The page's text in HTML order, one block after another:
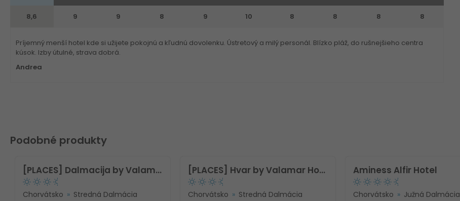
8,6 9 9 8 9 10 8 8 8 8
Príjemný menší hotel kde si užijete pokojnú a kľudnú dovolenku. Ústretový a milý personál. Blízko pláž, do rušnejšieho centra
kúsok. Izby útulné, strava dobrá.
Andrea
Podobné produkty
[PLACES] Dalmacija by Valamar Hotel
Chorvátsko Stredná Dalmácia
[PLACES] Hvar by Valamar Hotel
Chorvátsko Stredná Dalmácia
Aminess Alfir Hotel
Chorvátsko Južná Dalmácia